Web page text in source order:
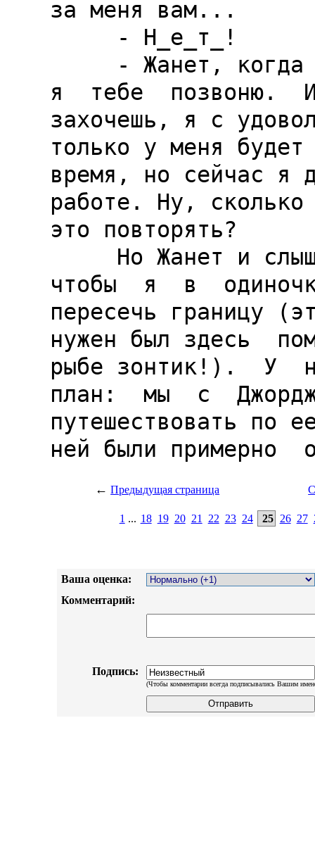
← Предыдущая страница
1 ... 18 19 20 21 22 23 24 25 26 27
Ваша оценка:
Комментарий:
Подпись:
(Чтобы комментарии всегда подписывались Вашим